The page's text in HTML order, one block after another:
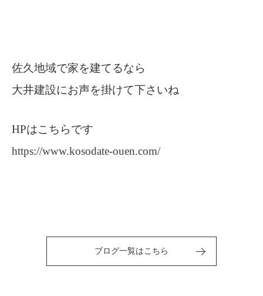
佐久地域で家を建てるなら
大井建設にお声を掛けて下さいね
HPはこちらです
https://www.kosodate-ouen.com/
ブログ一覧はこちら